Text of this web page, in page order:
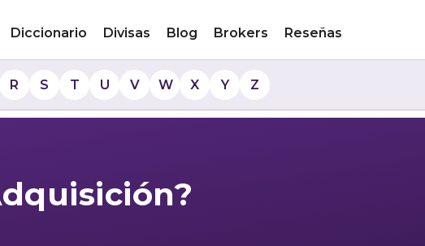
Diccionario Divisas Blog Brokers Reseñas
R S T U V W X Y Z